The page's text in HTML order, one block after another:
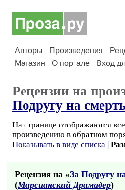
Авторы Произведения
Магазин
О портале Вход
Рецензии на
Подругу на
На странице отображаются
произведению в обратном
Показывать в виде списка |
Рецензия на «За Подругу
(Марсианский Драмадер)